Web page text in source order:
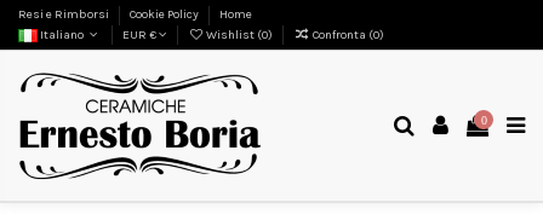
Resi e Rimborsi Cookie Policy
Home
Italiano
EUR € Wishlist (0) Confronta (0)
0